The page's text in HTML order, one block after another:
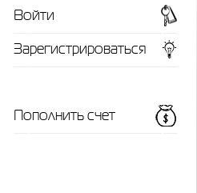
Войти
Зарегистрироваться
Пополнить счет